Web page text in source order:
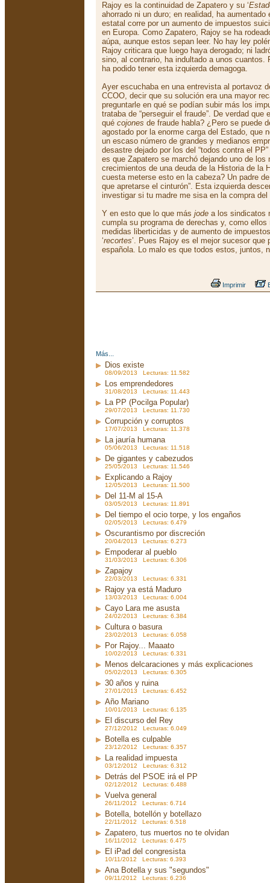
Rajoy es la continuidad de Zapatero y su ‘
ahorrado ni un duro; en realidad, ha
estatal corre por un aumento de impuestos
en Europa. Como Zapatero, Rajoy se ha
aúpa, aunque estos sepan leer. No hay ley
Rajoy criticara que luego haya derogado; ni
sino, al contrario, ha indultado a unos cuantos.
ha podido tener esta izquierda demagoga.
Ayer escuchaba en una entrevista al portavoz
CCOO, decir que su solución era una mayor
preguntarle en qué se podían subir más los
trataba de “perseguir el fraude”. De verdad
qué cojones de fraude habla? ¿Pero se puede
agostado por la enorme carga del Estado, que
un escaso número de grandes y medianos
desastre dejado por los del “todos contra el
es que Zapatero se marchó dejando uno de los
crecimientos de una deuda de la Historia de la
cuesta meterse esto en la cabeza? Un padre
que apretarse el cinturón”. Esta izquierda
investigar si tu madre me sisa en la compra del
Y en esto que lo que más jode a los sindicatos
cumpla su programa de derechas y, como
medidas liberticidas y de aumento de
‘recortes’. Pues Rajoy es el mejor sucesor que
española. Lo malo es que todos estos, juntos,
Imprimir
Más...
Dios existe
08/09/2013 Lecturas: 11.582
Los emprendedores
31/08/2013 Lecturas: 11.443
La PP (Pocilga Popular)
29/07/2013 Lecturas: 11.730
Corrupción y corruptos
17/07/2013 Lecturas: 11.378
La jauría humana
05/06/2013 Lecturas: 11.518
De gigantes y cabezudos
25/05/2013 Lecturas: 11.546
Explicando a Rajoy
12/05/2013 Lecturas: 11.500
Del 11-M al 15-A
03/05/2013 Lecturas: 11.891
Del tiempo el ocio torpe, y los engaños
02/05/2013 Lecturas: 6.479
Oscurantismo por discreción
20/04/2013 Lecturas: 6.273
Empoderar al pueblo
31/03/2013 Lecturas: 6.306
Zapajoy
22/03/2013 Lecturas: 6.331
Rajoy ya está Maduro
13/03/2013 Lecturas: 6.004
Cayo Lara me asusta
24/02/2013 Lecturas: 6.384
Cultura o basura
23/02/2013 Lecturas: 6.058
Por Rajoy... Maaato
10/02/2013 Lecturas: 6.331
Menos delcaraciones y más explicaciones
05/02/2013 Lecturas: 6.305
30 años y ruina
27/01/2013 Lecturas: 6.452
Año Mariano
10/01/2013 Lecturas: 6.135
El discurso del Rey
27/12/2012 Lecturas: 6.049
Botella es culpable
23/12/2012 Lecturas: 6.357
La realidad impuesta
03/12/2012 Lecturas: 6.312
Detrás del PSOE irá el PP
02/12/2012 Lecturas: 6.488
Vuelva general
26/11/2012 Lecturas: 6.714
Botella, botellón y botellazo
22/11/2012 Lecturas: 6.518
Zapatero, tus muertos no te olvidan
16/11/2012 Lecturas: 6.475
El iPad del congresista
10/11/2012 Lecturas: 6.393
Ana Botella y sus "segundos"
09/11/2012 Lecturas: 6.236